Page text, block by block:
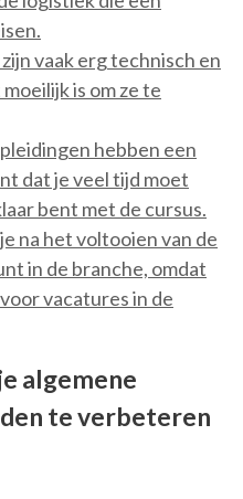
vaak erg technisch en
is om ze te
hebben een
dat je veel tijd moet
bent met de cursus.
na het voltooien van de
in de branche, omdat
vacatures in de
algemene
te verbeteren